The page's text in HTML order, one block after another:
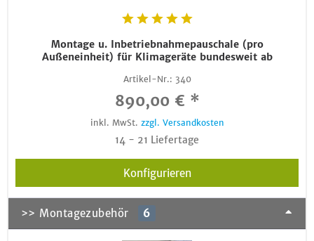
Montage u. Inbetriebnahmepauschale (pro
Außeneinheit) für Klimageräte bundesweit ab
Artikel-Nr.: 340
890,00 € *
inkl. MwSt. zzgl. Versandkosten
14 - 21 Liefertage
Konfigurieren
>> Montagezubehör 6